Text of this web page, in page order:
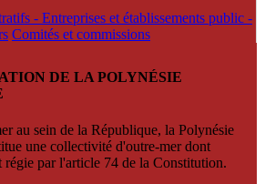
- Entreprises et établissements public -
Comités et commissions
DE LA POLYNÉSIE
au sein de la République, la Polynésie
une collectivité d'outre-mer dont
régie par l'article 74 de la Constitution.